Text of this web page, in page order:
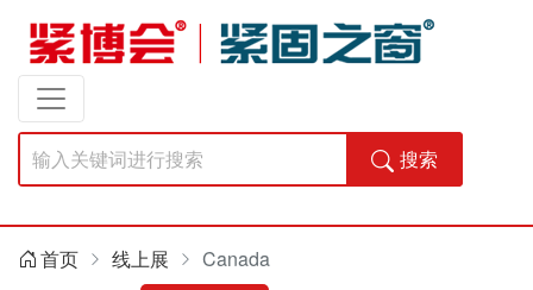
搜索
首页 线上展
Canada